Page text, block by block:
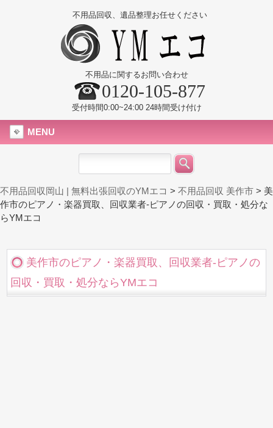
不用品回収、遺品整理お任せください
不用品に関するお問い合わせ
0120-105-877
受付時間0:00~24:00 24時間受け付け
MENU
不用品回収岡山 | 無料出張回収のYMエコ > 不用品回収 美作市 > 美
作市のピアノ・楽器買取、回収業者-ピアノの回収・買取・処分な
らYMエコ
美作市のピアノ・楽器買取、回収業者-ピアノの
回収・買取・処分ならYMエコ